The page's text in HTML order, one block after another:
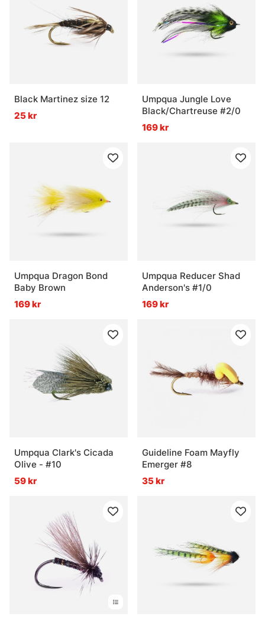
Black Martinez size 12
25 kr
Umpqua Jungle Love
Black/Chartreuse #2/0
169 kr
Umpqua Dragon Bond
Baby Brown
169 kr
Umpqua Reducer Shad
Anderson's #1/0
169 kr
Umpqua Clark's Cicada
Olive - #10
59 kr
Guideline Foam Mayfly
Emerger #8
35 kr